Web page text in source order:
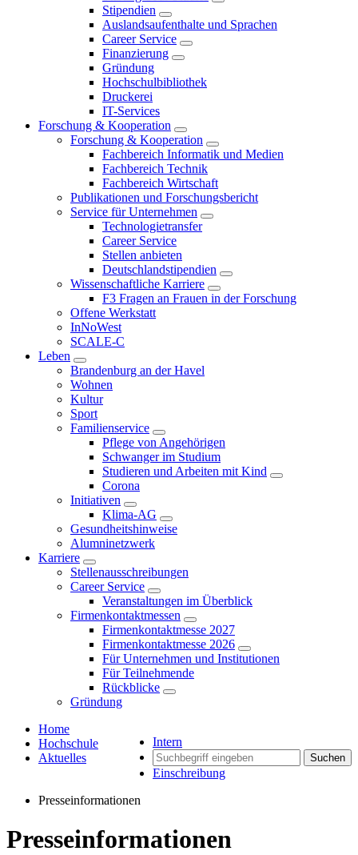
Stipendien
Auslandsaufenthalte und Sprachen
Career Service
Finanzierung
Gründung
Hochschulbibliothek
Druckerei
IT-Services
Forschung & Kooperation
Forschung & Kooperation
Fachbereich Informatik und Medien
Fachbereich Technik
Fachbereich Wirtschaft
Publikationen und Forschungsbericht
Service für Unternehmen
Technologietransfer
Career Service
Stellen anbieten
Deutschlandstipendien
Wissenschaftliche Karriere
F3 Fragen an Frauen in der Forschung
Offene Werkstatt
InNoWest
SCALE-C
Leben
Brandenburg an der Havel
Wohnen
Kultur
Sport
Familienservice
Pflege von Angehörigen
Schwanger im Studium
Studieren und Arbeiten mit Kind
Corona
Initiativen
Klima-AG
Gesundheitshinweise
Alumninetzwerk
Karriere
Stellenausschreibungen
Career Service
Veranstaltungen im Überblick
Firmenkontaktmessen
Firmenkontaktmesse 2027
Firmenkontaktmesse 2026
Für Unternehmen und Institutionen
Für Teilnehmende
Rückblicke
Gründung
Intern
Suchen
Einschreibung
Home
Hochschule
Aktuelles
Presseinformationen
Presseinformationen